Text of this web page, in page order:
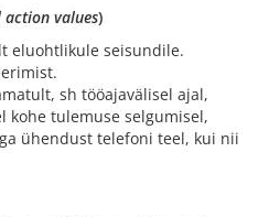
values)
eluohtlikule seisundile.
sh tööajavälisel ajal,
kohe tulemuse selgumisel,
ühendust telefoni teel, kui nii